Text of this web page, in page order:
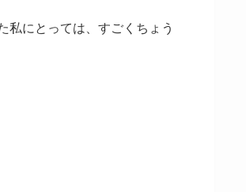
私にとっては、すごくちょう